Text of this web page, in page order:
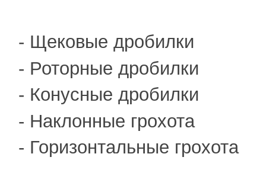
- Щековые дробилки
- Роторные дробилки
- Конусные дробилки
- Наклонные грохота
- Горизонтальные грохота